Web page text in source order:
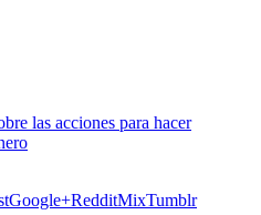
Google+RedditMixTumblr